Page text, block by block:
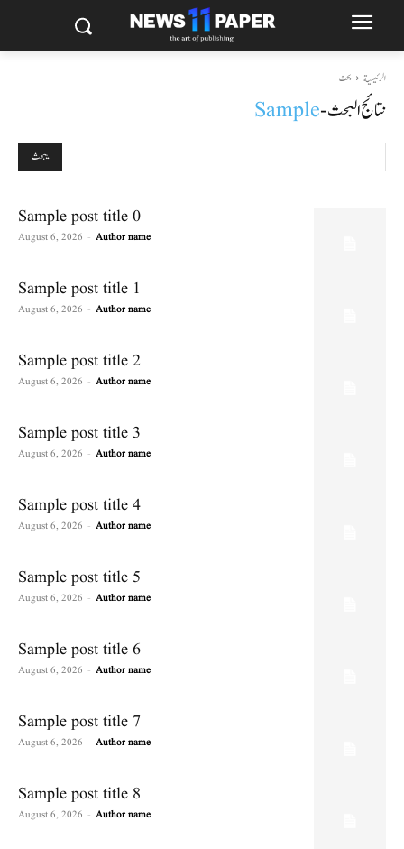
الرئيسية بحث
نتائج البحث -Sample
يبحث
Sample post title 0
Author name
-
August 6, 2026
Sample post title 1
Author name
-
August 6, 2026
Sample post title 2
Author name
-
August 6, 2026
Sample post title 3
Author name
-
August 6, 2026
Sample post title 4
Author name
-
August 6, 2026
Sample post title 5
Author name
-
August 6, 2026
Sample post title 6
Author name
-
August 6, 2026
Sample post title 7
Author name
-
August 6, 2026
Sample post title 8
Author name
-
August 6, 2026